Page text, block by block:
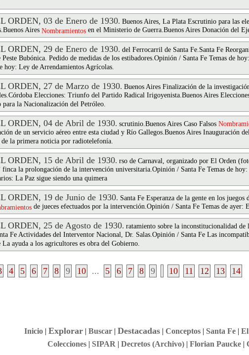
ORDEN, 03 de Enero de 1930. Buenos Aires, La Plata Escrutinio para las
Aires Nombramientos en el Ministerio de Guerra.Buenos Aires Donación del
ORDEN, 29 de Enero de 1930. del Ferrocarril de Santa Fe.Santa Fe
Peste Bubónica. Pedido de medidas de los estibadores.Opinión / Santa Fe Temas de
hoy: Ley de Arrendamientos Agrícolas.
ORDEN, 27 de Marzo de 1930. Buenos Aires Finalización de la
Elecciones: Triunfo del Partido Radical Irigoyenista.Buenos Aires
para la Nacionalización del Petróleo.
ORDEN, 04 de Abril de 1930. scrutinio.Buenos Aires Caso Falsos
de un servicio aéreo entre esta ciudad y Río Gallegos.Buenos Aires Inauguración
la primera noticia por radiotelefonía.
ORDEN, 15 de Abril de 1930. rso de Carnaval, organizado por El Orden
finca la prolongación de la intervención universitaria.Opinión / Santa Fe Temas de
La Paz sigue siendo una quimera
ORDEN, 19 de Junio de 1930. Santa Fe Esperanza de la gente en los
de jueces efectuados por la intervención.Opinión / Santa Fe Temas de ayer:
ORDEN, 25 de Agosto de 1930. ratamiento sobre la inconstitucionalidad de
Fe Actividades del Interventor Nacional, Dr. Salas.Opinión / Santa Fe Las
La ayuda a los agricultores es obra del Gobierno.
4 5 6 7 8 9 10 ... 5 6 7 8 9 10 11 12 13 14
Inicio| Explorar| Buscar| Destacadas| Conceptos| Santa Fe|
Colecciones| SIPAR | Decretos (Archivo)| Florian Paucke|